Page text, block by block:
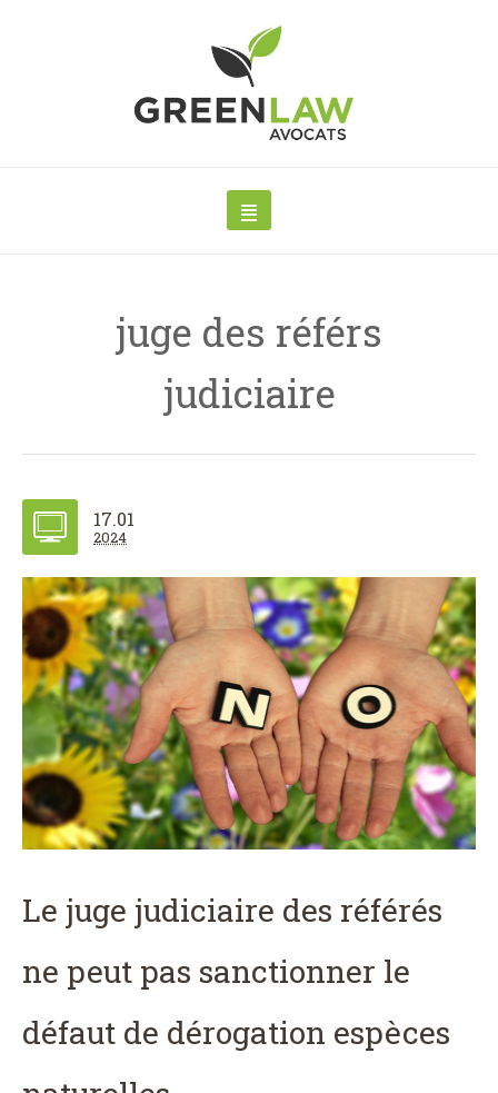
juge des référs
judiciaire
17.01
2024
Le juge judiciaire des référés
ne peut pas sanctionner le
défaut de dérogation espèces